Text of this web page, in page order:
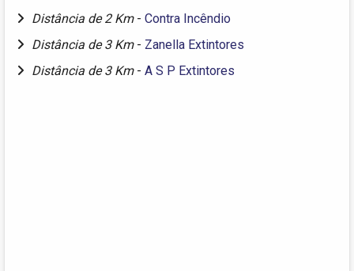
Distância de 2 Km - Contra Incêndio
Distância de 3 Km - Zanella Extintores
Distância de 3 Km - A S P Extintores